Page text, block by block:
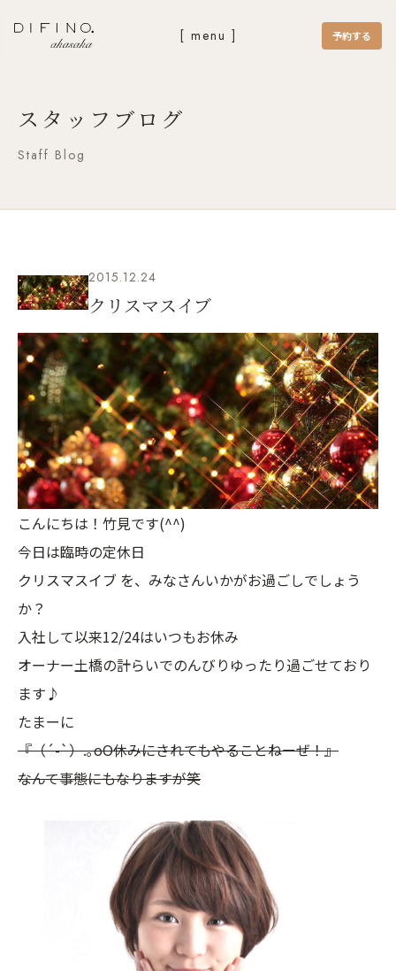
[ menu ] 予約する
スタッフブログ
Staff Blog
2015.12.24
クリスマスイブ
こんにちは！竹見です(^^)
今日は臨時の定休日
クリスマスイブ を、みなさんいかがお過ごしでしょう
か？
入社して以来12/24はいつもお休み
オーナー土橋の計らいでのんびりゆったり過ごせており
ます♪
たまーに
『（´-`）.｡oO休みにされてもやることねーぜ！』
なんて事態にもなりますが笑